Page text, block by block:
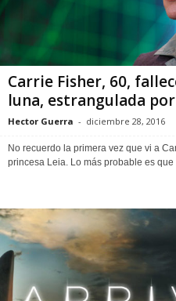
Carrie Fisher, 60,
luna, estrangulada
Hector Guerra - diciembre 28, 2016
No recuerdo la primera vez que vi a
princesa Leia. Lo más probable es